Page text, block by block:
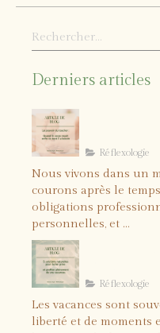
Rechercher
Derniers articles
besoin
Réflexologie
Nous vivons dans un
courons après le
obligations
personnelles, et ...
Réflexologie
Les vacances sont
liberté et de moments